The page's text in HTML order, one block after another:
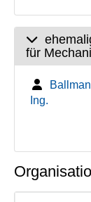
für
Ing.